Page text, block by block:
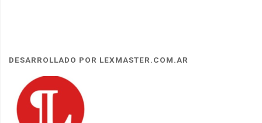
DESARROLLADO POR LEXMASTER.COM.AR